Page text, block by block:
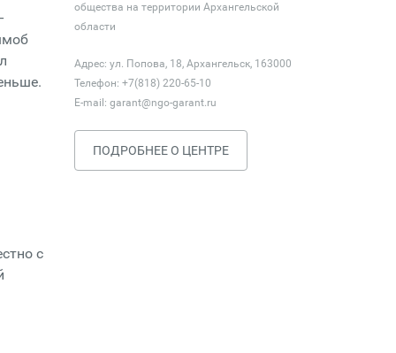
с
общества на территории Архангельской
области
Адрес: ул. Попова, 18, Архангельск, 163000
Телефон: +7(818) 220-65-10
E-mail: garant@ngo-garant.ru
ПОДРОБНЕЕ О ЦЕНТРЕ